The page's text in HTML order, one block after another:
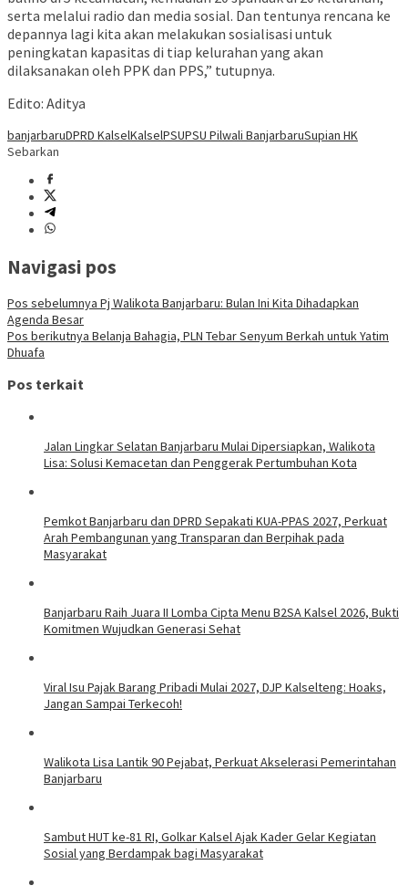
serta melalui radio dan media sosial. Dan tentunya rencana ke
depannya lagi kita akan melakukan sosialisasi untuk
peningkatan kapasitas di tiap kelurahan yang akan
dilaksanakan oleh PPK dan PPS,” tutupnya.
Edito: Aditya
banjarbaruDPRD KalselKalselPSUPSU Pilwali BanjarbaruSupian HK
Sebarkan
Navigasi pos
Pos sebelumnya Pj Walikota Banjarbaru: Bulan Ini Kita Dihadapkan
Agenda Besar
Pos berikutnya Belanja Bahagia, PLN Tebar Senyum Berkah untuk Yatim
Dhuafa
Pos terkait
Jalan Lingkar Selatan Banjarbaru Mulai Dipersiapkan, Walikota
Lisa: Solusi Kemacetan dan Penggerak Pertumbuhan Kota
Pemkot Banjarbaru dan DPRD Sepakati KUA-PPAS 2027, Perkuat
Arah Pembangunan yang Transparan dan Berpihak pada
Masyarakat
Banjarbaru Raih Juara II Lomba Cipta Menu B2SA Kalsel 2026, Bukti
Komitmen Wujudkan Generasi Sehat
Viral Isu Pajak Barang Pribadi Mulai 2027, DJP Kalselteng: Hoaks,
Jangan Sampai Terkecoh!
Walikota Lisa Lantik 90 Pejabat, Perkuat Akselerasi Pemerintahan
Banjarbaru
Sambut HUT ke-81 RI, Golkar Kalsel Ajak Kader Gelar Kegiatan
Sosial yang Berdampak bagi Masyarakat